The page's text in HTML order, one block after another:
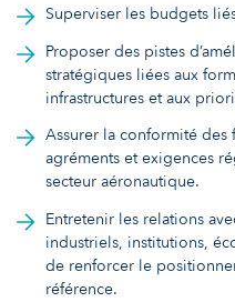
Superviser les budgets
Proposer des pistes
stratégiques liées aux
infrastructures et aux
Assurer la conformité des
agréments et exigences
secteur aéronautique.
Entretenir les relations
industriels, institutions,
de renforcer le
référence.